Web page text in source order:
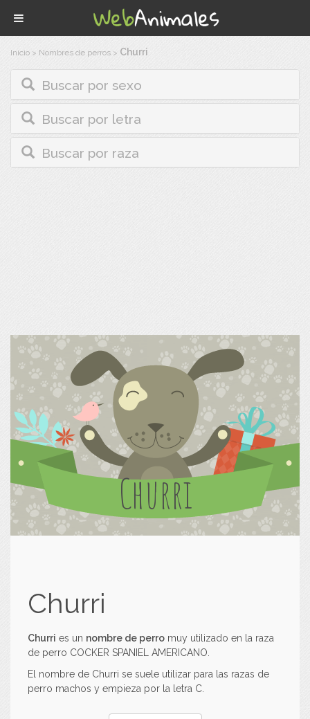
Inicio > Nombres de perros > Churri
Buscar por sexo
Buscar por letra
Buscar por raza
Churri
Churri
Churri es un nombre de perro muy utilizado en la raza
de perro COCKER SPANIEL AMERICANO.
El nombre de Churri se suele utilizar para las razas de
perro machos y empieza por la letra C.